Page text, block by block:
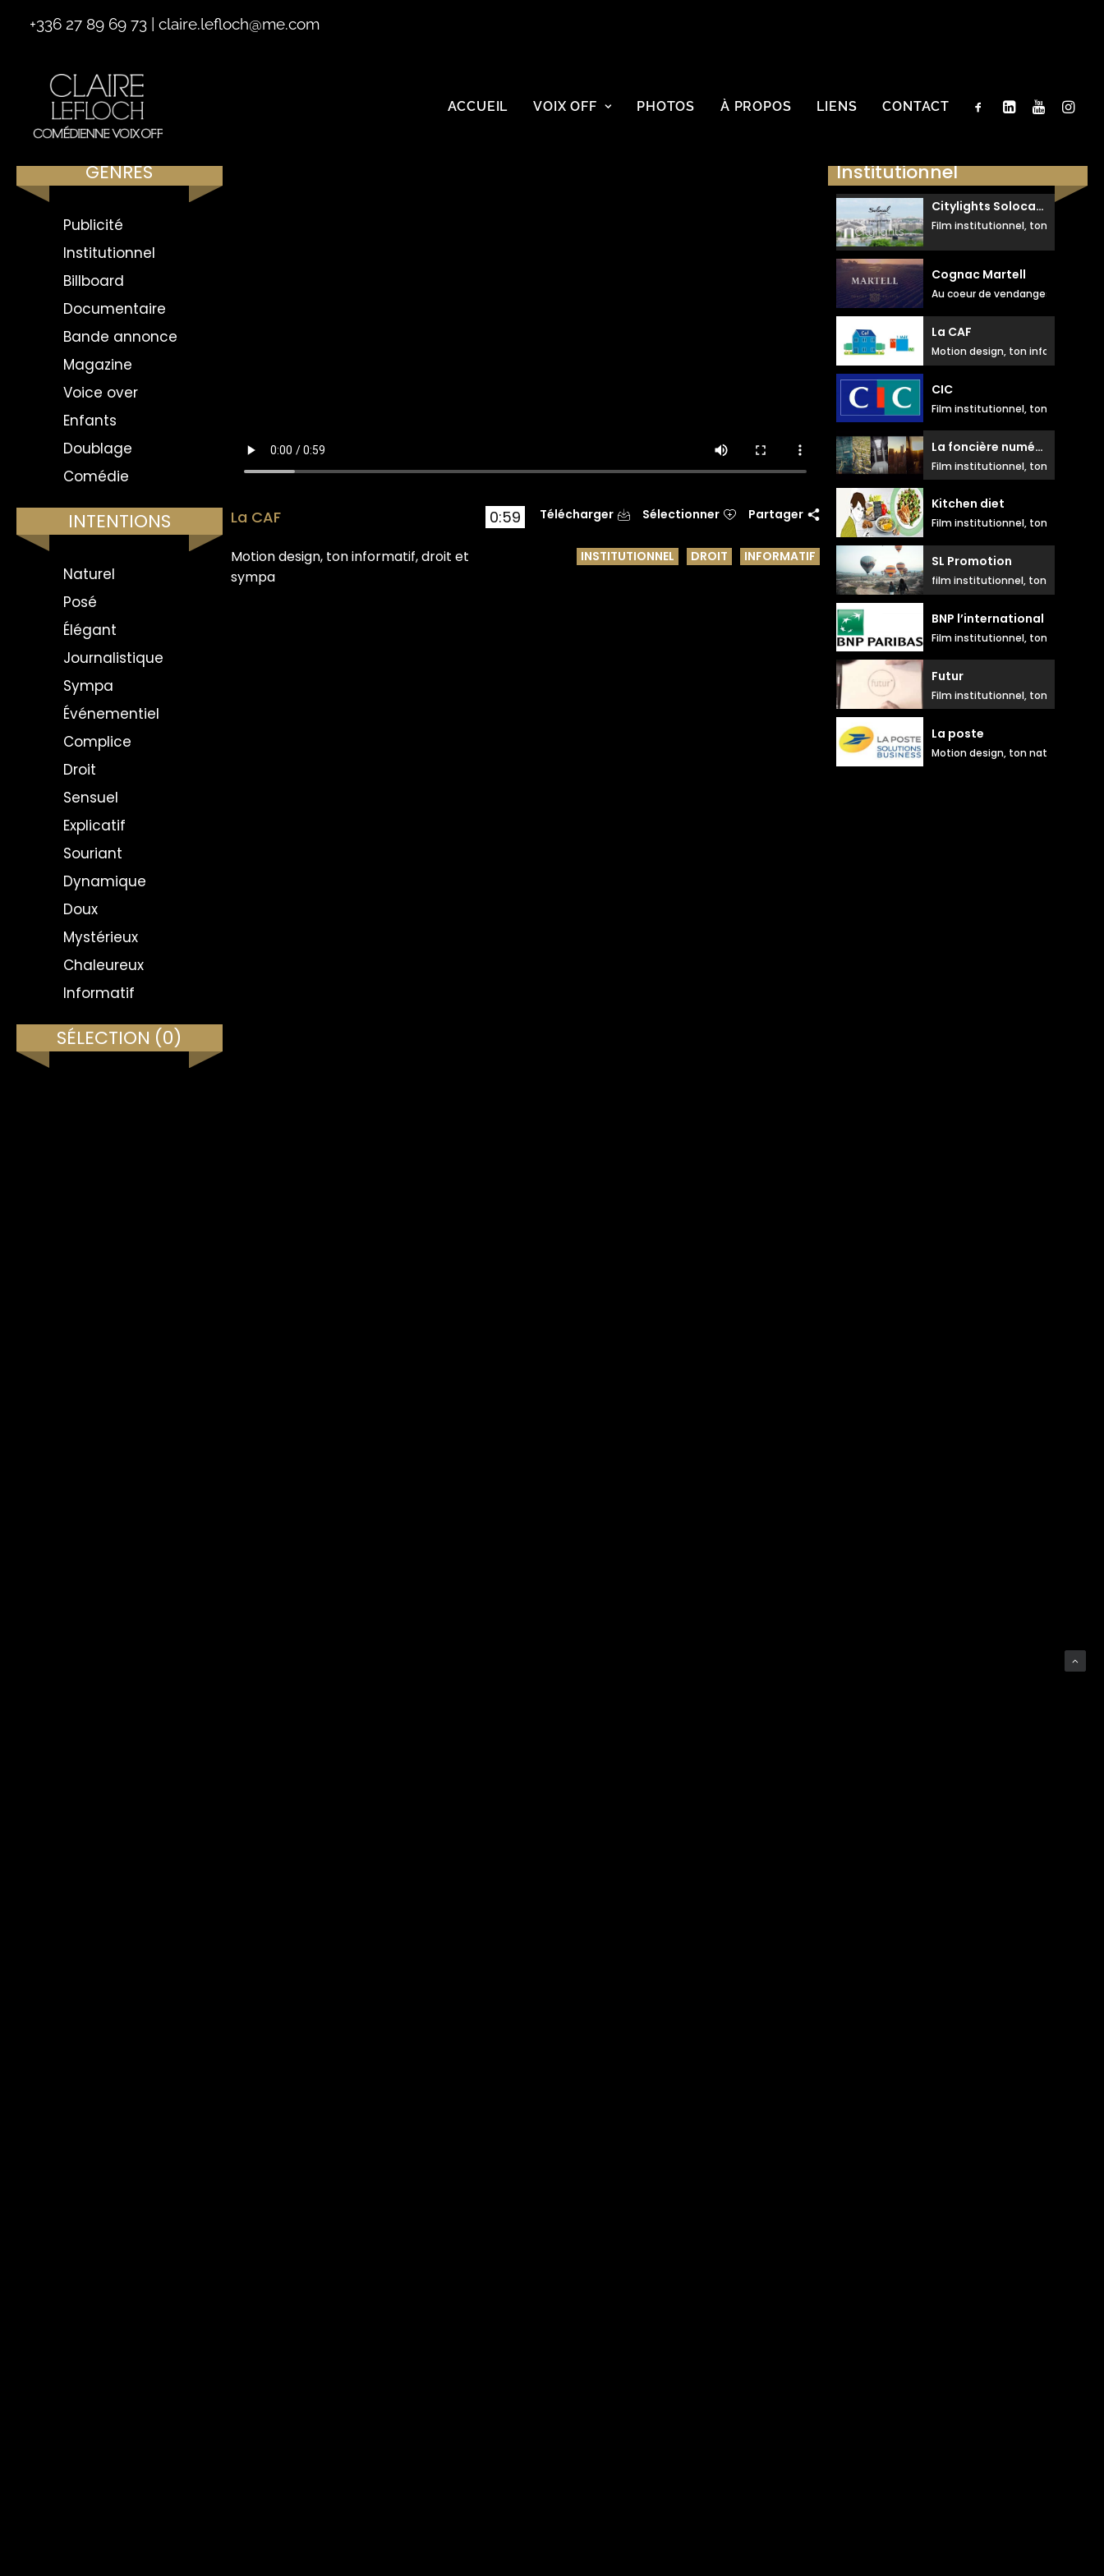
+336 27 89 69 73 claire.lefloch@me.com
ACCUEIL VOIX OFF PHOTOS À PROPOS LIENS CONTACT
GENRES
Publicité
Institutionnel
Billboard
Documentaire
Bande annonce
Magazine
Voice over
Enfants
Doublage
Comédie
INTENTIONS
Naturel
Posé
Élégant
Journalistique
Sympa
Événementiel
Complice
Droit
Sensuel
Explicatif
Souriant
Dynamique
Doux
Mystérieux
Chaleureux
Informatif
SÉLECTION (0)
La CAF 0:59
Motion design, ton informatif, droit et
sympa
Télécharger Sélectionner Partager
INSTITUTIONNEL DROIT INFORMATIF
Institutionnel
Citylights Solocal Groupe
Film institutionnel, ton droit posé
Cognac Martell
Au coeur de vendanges, ton
La CAF
Motion design, ton informatif,
CIC
Film institutionnel, ton positif
La foncière numérique
Film institutionnel, ton droit et
Kitchen diet
Film institutionnel, ton
SL Promotion
film institutionnel, ton parlé
BNP l’international
Film institutionnel, ton amusé et
Futur
Film institutionnel, ton positif
La poste
Motion design, ton naturel